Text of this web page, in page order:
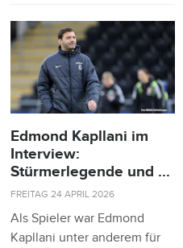
Edmond Kapllani im
Interview:
Stürmerlegende und ...
FREITAG 24 APRIL 2026
Als Spieler war Edmond
Kapllani unter anderem für